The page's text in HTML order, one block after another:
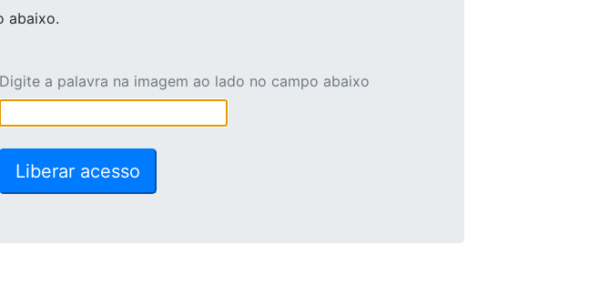
abaixo.
Digite a palavra na imagem ao lado no campo abaixo